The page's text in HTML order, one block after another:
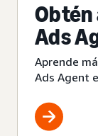
Obtén
Ads
Aprende
Ads Agent